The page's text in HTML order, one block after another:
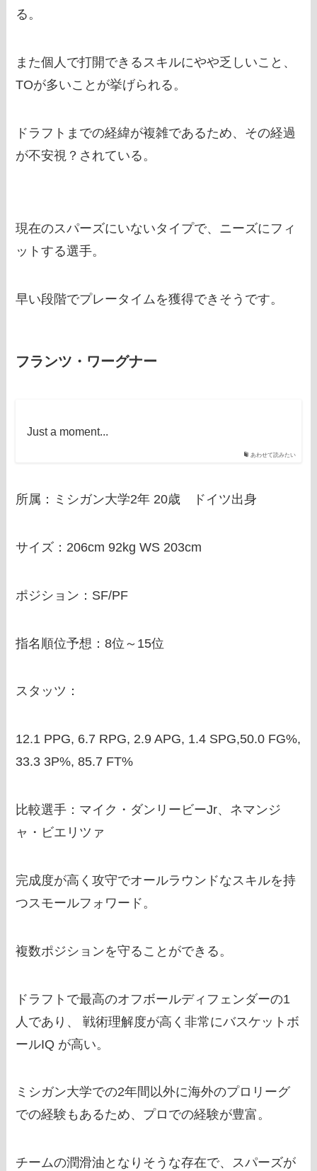
る。
また個人で打開できるスキルにやや乏しいこと、
TOが多いことが挙げられる。
ドラフトまでの経緯が複雑であるため、その経過
が不安視？されている。
現在のスパーズにいないタイプで、ニーズにフィ
ットする選手。
早い段階でプレータイムを獲得できそうです。
フランツ・ワーグナー
あわせて読みたい
Just a moment...
所属：ミシガン大学2年 20歳 ドイツ出身
サイズ：206cm 92kg WS 203cm
ポジション：SF/PF
指名順位予想：8位～15位
スタッツ：
12.1 PPG, 6.7 RPG, 2.9 APG, 1.4 SPG,50.0 FG%,
33.3 3P%, 85.7 FT%
比較選手：マイク・ダンリービーJr、ネマンジ
ャ・ビエリツァ
完成度が高く攻守でオールラウンドなスキルを持
つスモールフォワード。
複数ポジションを守ることができる。
ドラフトで最高のオフボールディフェンダーの1
人であり、 戦術理解度が高く非常にバスケットボ
ールIQ が高い。
ミシガン大学での2年間以外に海外のプロリーグ
での経験もあるため、プロでの経験が豊富。
チームの潤滑油となりそうな存在で、スパーズが